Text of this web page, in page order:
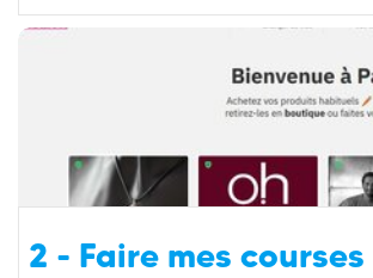
2 - Faire mes courses